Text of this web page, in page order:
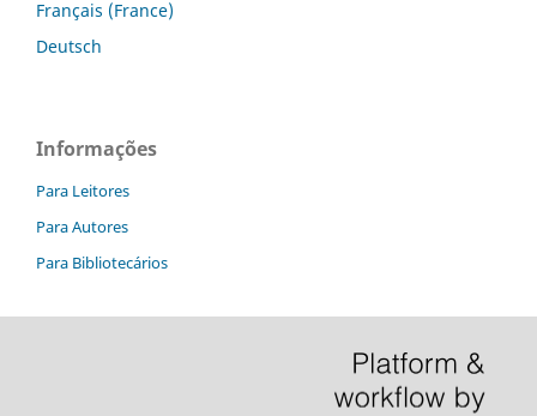
Français (France)
Deutsch
Informações
Para Leitores
Para Autores
Para Bibliotecários